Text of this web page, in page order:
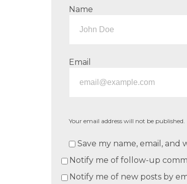
Name
Email
Your email address will not be published.
Save my name, email,
Notify me of follow-up
Notify me of new posts by